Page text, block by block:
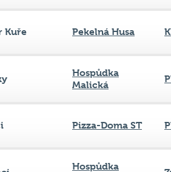
Kuře Pekelná Husa
Hospůdka
Malická
Pizza-Doma ST
Hospůdka